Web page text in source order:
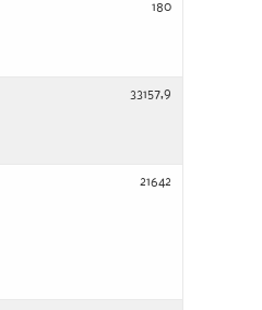
180
33157,9
21642